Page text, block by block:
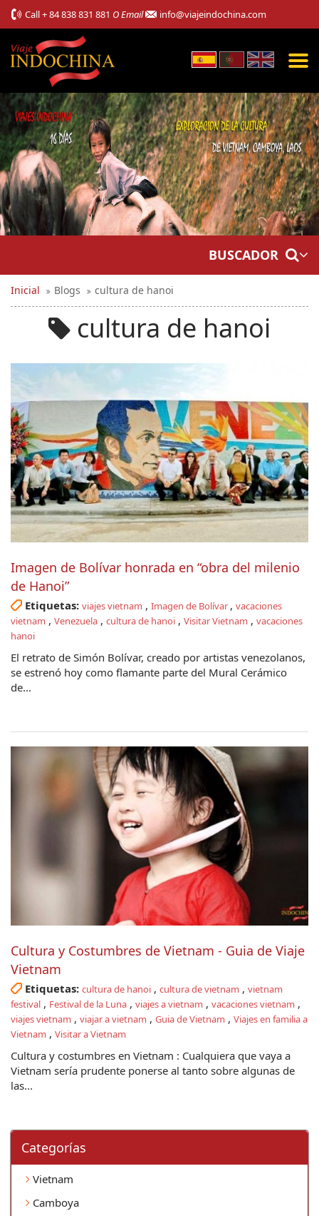
Call+ 84 838 831 881 O Email info@viajeindochina.com
BUSCADOR
Inicial Blogs cultura de hanoi
cultura de hanoi
Imagen de Bolívar honrada en “obra del milenio
de Hanoi”
Etiquetas: viajes vietnam , Imagen de Bolívar , vacaciones
vietnam , Venezuela , cultura de hanoi , Visitar Vietnam , vacaciones
hanoi
El retrato de Simón Bolívar, creado por artistas venezolanos,
se estrenó hoy como flamante parte del Mural Cerámico
de...
Cultura y Costumbres de Vietnam - Guia de Viaje
Vietnam
Etiquetas: cultura de hanoi , cultura de vietnam , vietnam
festival , Festival de la Luna , viajes a vietnam , vacaciones vietnam ,
viajes vietnam , viajar a vietnam , Guia de Vietnam , Viajes en familia a
Vietnam , Visitar a Vietnam
Cultura y costumbres en Vietnam : Cualquiera que vaya a
Vietnam sería prudente ponerse al tanto sobre algunas de
las...
Categorí­as
Vietnam
Camboya